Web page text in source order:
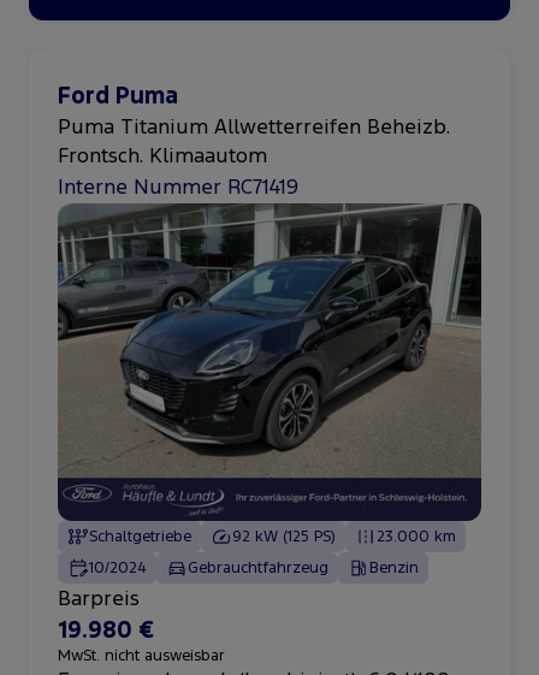
Ford Puma
Puma Titanium Allwetterreifen Beheizb.
Frontsch. Klimaautom
Interne Nummer RC71419
Schaltgetriebe 92 kW (125 PS)
23.000 km
10/2024
Gebrauchtfahrzeug Benzin
Barpreis
19.980 €
MwSt. nicht ausweisbar